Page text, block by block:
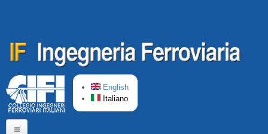
English
Italiano